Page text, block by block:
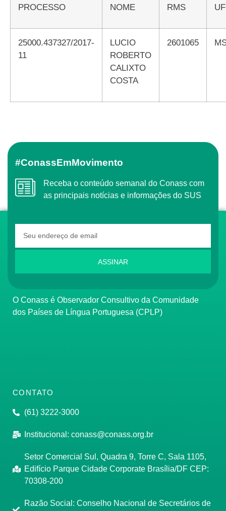
PROCESSO NOME RMS UF
25000.437327/2017-
11
LUCIO
ROBERTO
CALIXTO
COSTA
2601065
#ConassEmMovimento
Receba o conteúdo semanal do Conass com
as principais notícias e informações do SUS
ASSINAR
O Conass é Observador Consultivo da Comunidade
dos Países de Língua Portuguesa (CPLP)
CONTATO
(61) 3222-3000
Institucional: conass@conass.org.br
Setor Comercial Sul, Quadra 9, Torre C, Sala 1105,
Edifício Parque Cidade Corporate Brasília/DF CEP:
70308-200
Razão Social: Conselho Nacional de Secretários de